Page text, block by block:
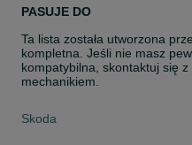
Rodzaj
PASUJE DO
Ta lista została utworzona
kompletna. Jeśli nie masz
kompatybilna, skontaktuj się
mechanikiem.
Skoda